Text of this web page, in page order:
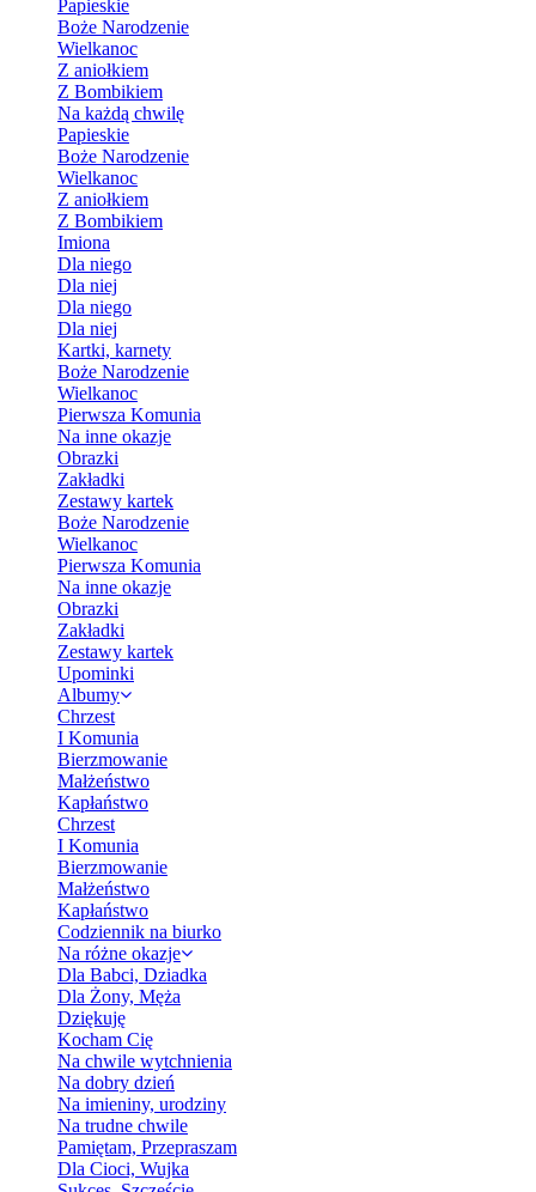
Papieskie
Boże Narodzenie
Wielkanoc
Z aniołkiem
Z Bombikiem
Na każdą chwilę
Papieskie
Boże Narodzenie
Wielkanoc
Z aniołkiem
Z Bombikiem
Imiona
Dla niego
Dla niej
Dla niego
Dla niej
Kartki, karnety
Boże Narodzenie
Wielkanoc
Pierwsza Komunia
Na inne okazje
Obrazki
Zakładki
Zestawy kartek
Boże Narodzenie
Wielkanoc
Pierwsza Komunia
Na inne okazje
Obrazki
Zakładki
Zestawy kartek
Upominki
Albumy
Chrzest
I Komunia
Bierzmowanie
Małżeństwo
Kapłaństwo
Chrzest
I Komunia
Bierzmowanie
Małżeństwo
Kapłaństwo
Codziennik na biurko
Na różne okazje
Dla Babci, Dziadka
Dla Żony, Męża
Dziękuję
Kocham Cię
Na chwile wytchnienia
Na dobry dzień
Na imieniny, urodziny
Na trudne chwile
Pamiętam, Przepraszam
Dla Cioci, Wujka